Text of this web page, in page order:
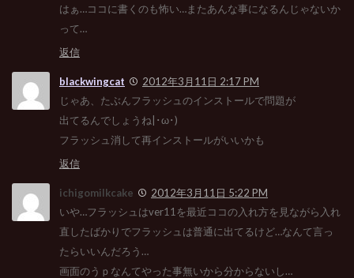
はぁ…ココに書くのも怖い…またあんな事になるんじゃないか
って…
返信
blackwingcat
2012年3月11日 2:17 PM
じゃあ、たぶんフラッシュのインストールで問題が
出てるんでしょうね|･ω･)
フラッシュ消して再インストールがいいかも
返信
ichigomilkcake
2012年3月11日 5:22 PM
いや…フラッシュはver11を最近ココの入れ方を見ながら入れ
直したばかりでフラッシュは普通に出てるけど…なんて言っ
たらいいんだろう…
画面のうｐなんてやった事無いから分からないし…